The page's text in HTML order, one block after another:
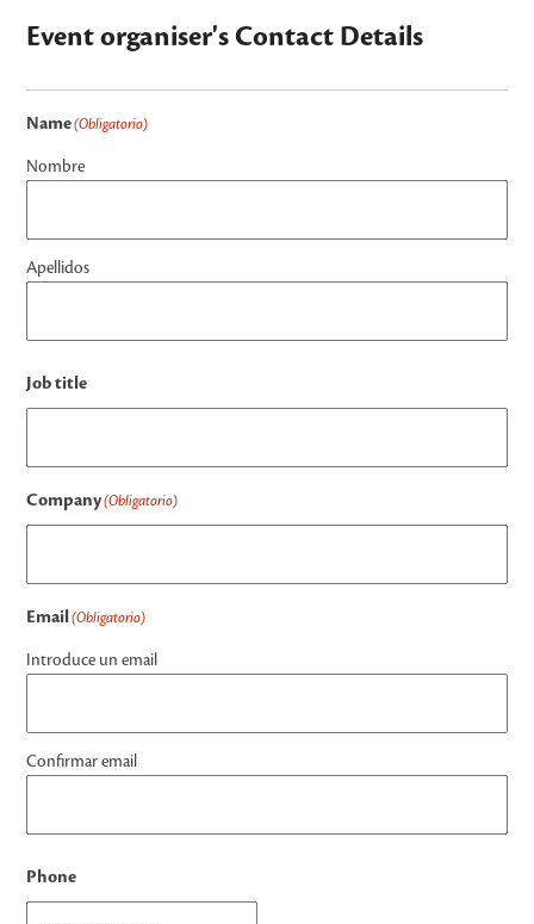
Event organiser's Contact Details
Name(Obligatorio)
Nombre
Apellidos
Job title
Company(Obligatorio)
Email (Obligatorio)
Introduce un email
Confirmar email
Phone